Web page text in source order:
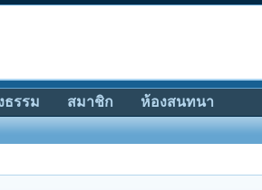
ธรรม สมาชิก ห้องสนทนา